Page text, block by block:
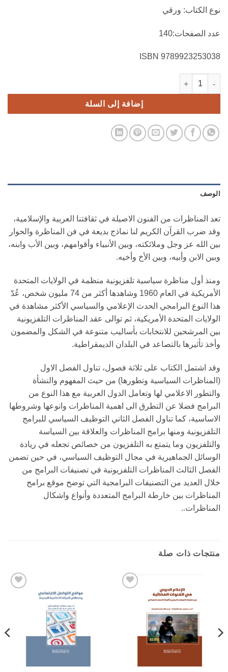
نوع الكتاب: ورقي
عدد الصفحات:140
9789923253038 ISBN
كمية المناظرات التلفزيونية بين ايدلوجيا التوظيف السياسي والمواجهات
إضافة إلى السلة
الوصف
تعد المناظرات من الفنون الاصيلة في ثقافتنا العربية والإسلامية،
وقد ضرب القرآن الكريم لنا نماذج بديعة في فن المناظرة والحوار
بين الله عز وجل وملائكته، وبين الأنبياء وأقوامهم، وبين الأب وابنه،
وبين الابن وأبيه، وبين الأخ وأخيه.
ومنذ أول مناظرة سياسية تلفزيونية منظمة في الولايات المتحدة
الأمريكية في العام 1960 وشاهدها أكثر من 74 مليون شخص، عُدّ
هذا النوع البرامجي الحدث الإعلامي والسياسي الأكثر مشاهدة في
الولايات المتحدة الأمريكية، ثم توالى عقد المناظرات التلفزيونية
بين المرشحين للانتخابات بأساليب متنوعة في الشكل والمضمون
وأخذ تأثيرها بالتصاعد في البلدان الديمقراطية.
وقد اشتمل الكتاب على ثلاثة فصول، تناول الفصل الاول
(المناظرات السياسية وتطورها) من حيث المفهوم والنشأة
والتطور الاعلامي لها وتعامل الدول العربية مع هذا النوع من
البرامج فضلا عن التطرق الى اهمية المناظرات وانوعها وشروطها
الاساسية، كما تناول الفصل الثاني التوظيف السياسي للبرامج
التلفزيونية ومنها برامج المناظرات والعلاقة بين السياسة
والتلفزيون وما يتمتع به التلفزيون من خصائص تجعله في ريادة
الوسائل الجماهيرية في مجال التوظيف السياسي، في حين تضمن
الفصل الثالث المناظرات التلفزيونية في تصنيفات البرامج من
خلال العديد من التصنيفات البرامجية التي توضح موقع برامج
المناظرات بين خارطة البرامج المتعددة وأنواع واشكال
المناظرات..
منتجات ذات صلة